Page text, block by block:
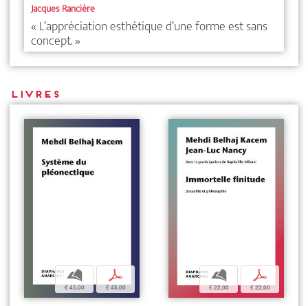
Jacques Rancière
« L’appréciation esthétique d’une forme est sans
concept. »
Livres
b
€ 45,00
p
€ 45,00
b
€ 22,00
p
€ 22,00